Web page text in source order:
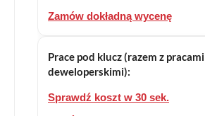
Zamów dokładną wycenę
Prace pod klucz (razem z pracami
deweloperskimi):
Sprawdź koszt w 30 sek.